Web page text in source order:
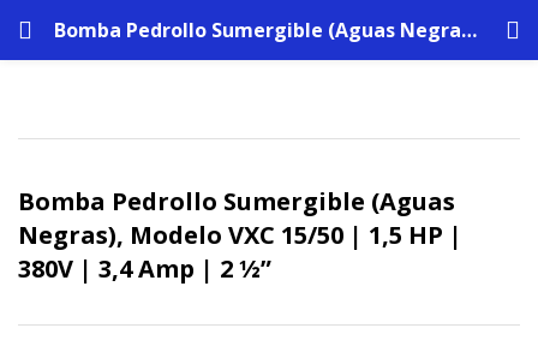
Bomba Pedrollo Sumergible (Aguas Negras), Modelo VXC 15/50 | 1,5 HP | 380V | 3,4 Amp | 2 ½”
Bomba Pedrollo Sumergible (Aguas
Negras), Modelo VXC 15/50 | 1,5 HP |
380V | 3,4 Amp | 2 ½”